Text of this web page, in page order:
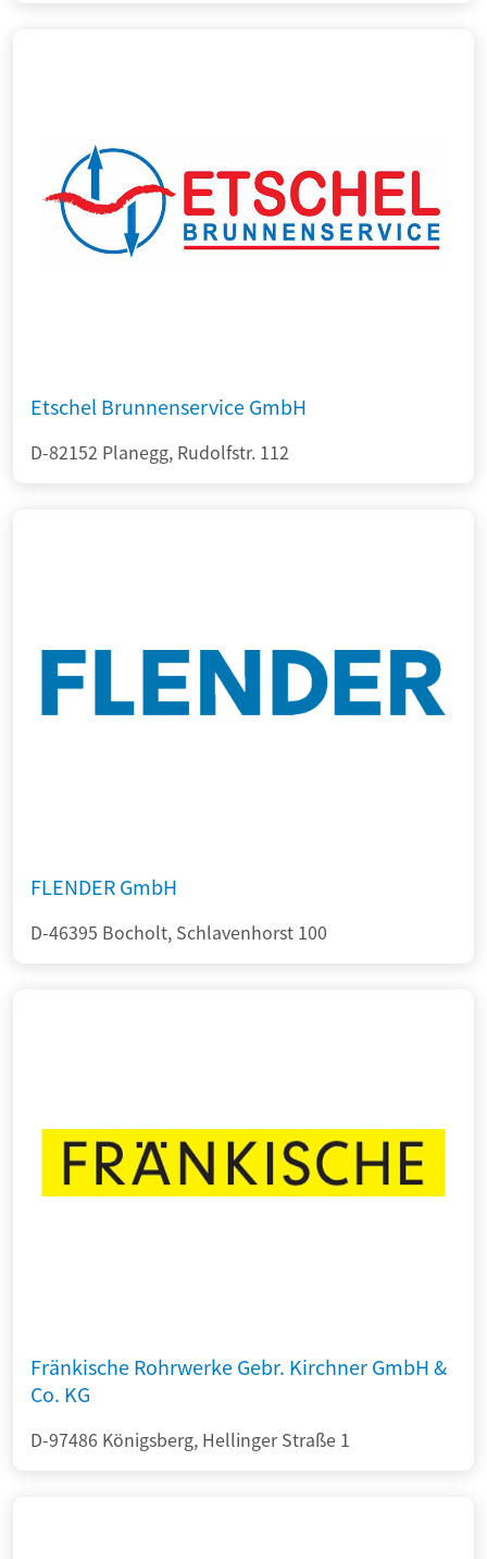
Etschel Brunnenservice GmbH
D-82152 Planegg, Rudolfstr. 112
FLENDER GmbH
D-46395 Bocholt, Schlavenhorst 100
Fränkische Rohrwerke Gebr. Kirchner GmbH &
Co. KG
D-97486 Königsberg, Hellinger Straße 1